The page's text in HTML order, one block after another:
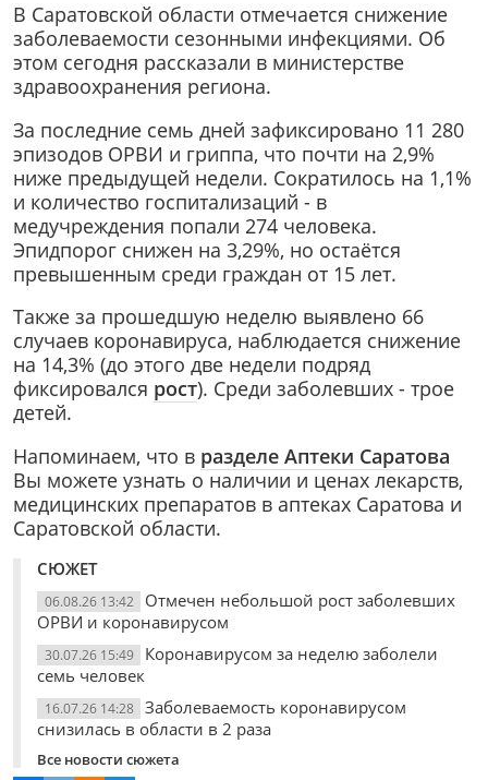
В Саратовской области отмечается снижение
заболеваемости сезонными инфекциями. Об
этом сегодня рассказали в министерстве
здравоохранения региона.
За последние семь дней зафиксировано 11 280
эпизодов ОРВИ и гриппа, что почти на 2,9%
ниже предыдущей недели. Сократилось на 1,1%
и количество госпитализаций - в
медучреждения попали 274 человека.
Эпидпорог снижен на 3,29%, но остаётся
превышенным среди граждан от 15 лет.
Также за прошедшую неделю выявлено 66
случаев коронавируса, наблюдается снижение
на 14,3% (до этого две недели подряд
фиксировался рост). Среди заболевших - трое
детей.
Напоминаем, что в разделе Аптеки Саратова
Вы можете узнать о наличии и ценах лекарств,
медицинских препаратов в аптеках Саратова и
Саратовской области.
СЮЖЕТ
06.08.26 13:42
Отмечен небольшой рост заболевших
ОРВИ и коронавирусом
30.07.26 15:49
Коронавирусом за неделю заболели
семь человек
16.07.26 14:28
Заболеваемость коронавирусом
снизилась в области в 2 раза
Все новости сюжета